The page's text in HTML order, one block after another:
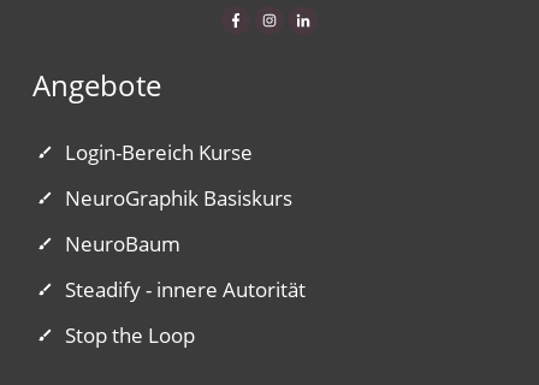
Angebote
Login-Bereich Kurse
NeuroGraphik Basiskurs
NeuroBaum
Steadify - innere Autorität
Stop the Loop